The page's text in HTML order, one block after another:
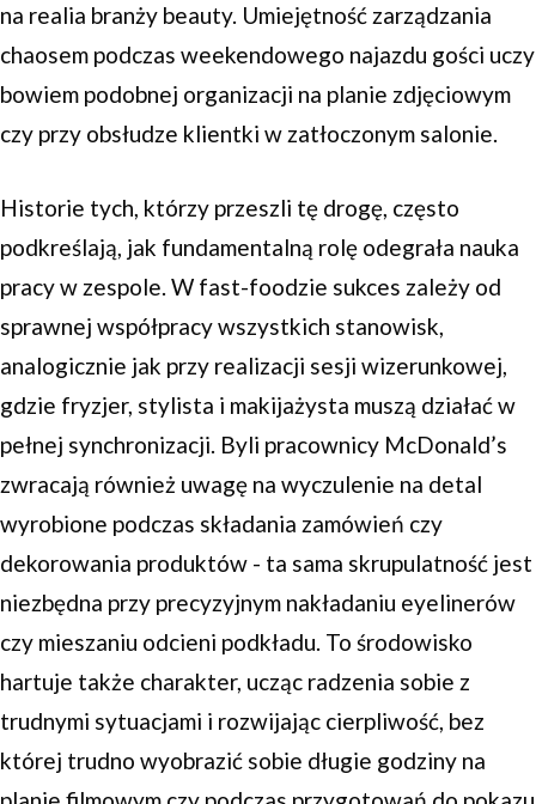
na realia branży beauty. Umiejętność zarządzania
chaosem podczas weekendowego najazdu gości uczy
bowiem podobnej organizacji na planie zdjęciowym
czy przy obsłudze klientki w zatłoczonym salonie.
Historie tych, którzy przeszli tę drogę, często
podkreślają, jak fundamentalną rolę odegrała nauka
pracy w zespole. W fast-foodzie sukces zależy od
sprawnej współpracy wszystkich stanowisk,
analogicznie jak przy realizacji sesji wizerunkowej,
gdzie fryzjer, stylista i makijażysta muszą działać w
pełnej synchronizacji. Byli pracownicy McDonald’s
zwracają również uwagę na wyczulenie na detal
wyrobione podczas składania zamówień czy
dekorowania produktów - ta sama skrupulatność jest
niezbędna przy precyzyjnym nakładaniu eyelinerów
czy mieszaniu odcieni podkładu. To środowisko
hartuje także charakter, ucząc radzenia sobie z
trudnymi sytuacjami i rozwijając cierpliwość, bez
której trudno wyobrazić sobie długie godziny na